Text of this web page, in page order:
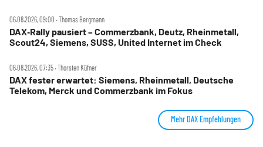
06.08.2026, 09:00 ‧ Thomas Bergmann
DAX‑Rally pausiert – Commerzbank, Deutz, Rheinmetall,
Scout24, Siemens, SUSS, United Internet im Check
06.08.2026, 07:35 ‧ Thorsten Küfner
DAX fester erwartet: Siemens, Rheinmetall, Deutsche
Telekom, Merck und Commerzbank im Fokus
Mehr DAX Empfehlungen